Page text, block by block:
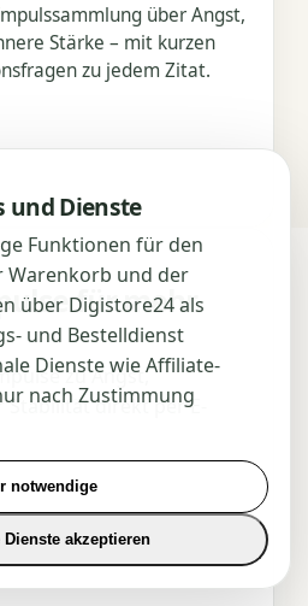
über Angst,
Stärke – mit kurzen
zu jedem Zitat.
für mehr
zu Angst,
direkt per E-
und Dienste
Funktionen für den
Warenkorb und der
über Digistore24 als
und Bestelldienst
Dienste wie Affiliate-
nach Zustimmung
notwendige
akzeptieren